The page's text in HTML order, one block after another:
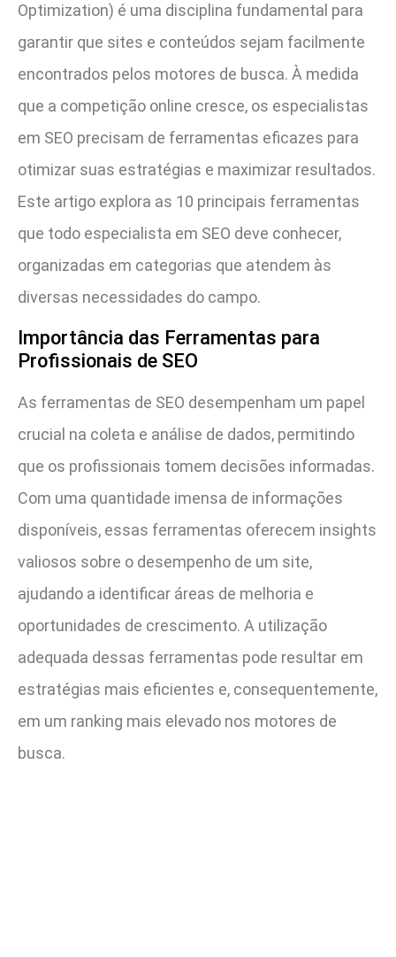
Optimization) é uma disciplina fundamental para
garantir que sites e conteúdos sejam facilmente
encontrados pelos motores de busca. À medida
que a competição online cresce, os especialistas
em SEO precisam de ferramentas eficazes para
otimizar suas estratégias e maximizar resultados.
Este artigo explora as 10 principais ferramentas
que todo especialista em SEO deve conhecer,
organizadas em categorias que atendem às
diversas necessidades do campo.
Importância das Ferramentas para
Profissionais de SEO
As ferramentas de SEO desempenham um papel
crucial na coleta e análise de dados, permitindo
que os profissionais tomem decisões informadas.
Com uma quantidade imensa de informações
disponíveis, essas ferramentas oferecem insights
valiosos sobre o desempenho de um site,
ajudando a identificar áreas de melhoria e
oportunidades de crescimento. A utilização
adequada dessas ferramentas pode resultar em
estratégias mais eficientes e, consequentemente,
em um ranking mais elevado nos motores de
busca.